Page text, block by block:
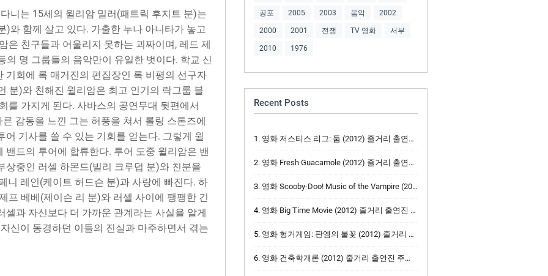
니는 15세의 윌리암 밀러(패트릭 후지트 분)는
)와 함께 살고 있다. 가출한 누나 아니타가 놓고
은 친구들과 어울리지 못하는 괴짜이며, 레드 제
의 명 그룹들의 음악만이 유일한 벗이다. 학교 신
기회에 록 매거진의 편집장인 록 비평의 선구자
분)와 친해진 윌리암은 최고 인기의 락그룹 블
를 가지게 된다. 사바스의 공연무대 뒷편에서
감동을 느낀 그는 허풍을 쳐서 롤링 스톤즈에
기사를 쓸 수 있는 기회를 얻는다. 그렇게 윌
밴드의 투어에 합류한다. 투어 도중 윌리암은 밴
상중인 러셀 하몬드(빌리 크루덥 분)와 친분을
니 레인(케이트 허드슨 분)과 사랑에 빠진다. 하
프 베베(제이슨 리 분)와 러셀 사이에 팽팽한 긴
셀과 자신보다 더 가까운 관계라는 사실을 알게
신이 동경하던 이들의 진실과 마주하면서 겪는
공포 2005 2003 음악 2002
2000 2001 전쟁 TV 영화 서부
2010 1976
Recent Posts
영화 저스티스 리그: 둠 (2012) 줄거리 출연진 주인공 예고편
영화 Fresh Guacamole (2012) 줄거리 출연진 주인공 예고편
영화 Scooby-Doo! Music of the Vampire (2012) 줄거리 출연진 주인공 예고편
영화 Big Time Movie (2012) 줄거리 출연진 주인공 예고편
영화 헝거게임: 판엠의 불꽃 (2012) 줄거리 출연진 주인공 예고편
영화 건축학개론 (2012) 줄거리 출연진 주인공 예고편